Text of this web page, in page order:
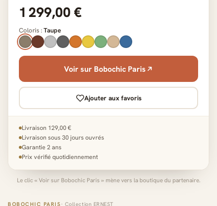
BOBOCHIC PARIS · Collection ERNEST
1 299,00 €
Coloris :Taupe
Voir sur Bobochic Paris
Ajouter aux favoris
Livraison 129,00 €
Livraison sous 30 jours ouvrés
Garantie 2 ans
Prix vérifié quotidiennement
Le clic « Voir sur Bobochic Paris » mène vers la boutique du partenaire.